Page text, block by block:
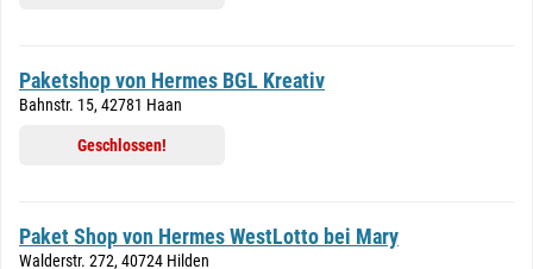
Paketshop von Hermes BGL Kreativ
Bahnstr. 15, 42781 Haan
Geschlossen!
Paket Shop von Hermes WestLotto bei Mary
Walderstr. 272, 40724 Hilden